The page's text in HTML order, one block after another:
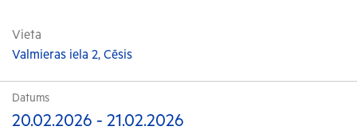
Vieta
Valmieras iela 2, Cēsis
Datums
20.02.2026 - 21.02.2026